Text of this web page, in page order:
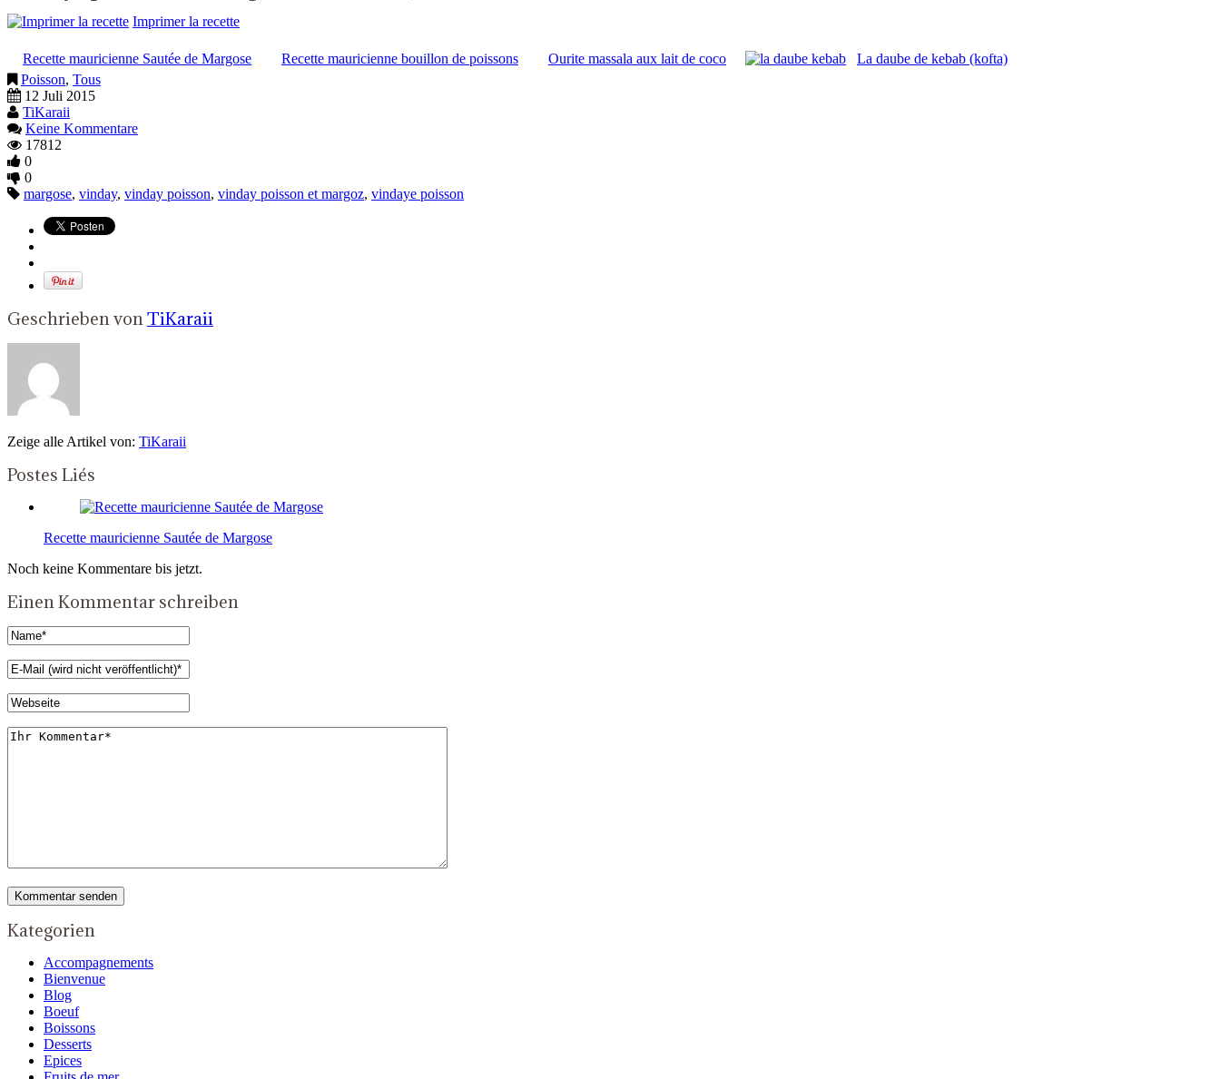
Imprimer la recette
Recette mauricienne Sautée de Margose Recette mauricienne bouillon de poissons Ourite massala aux lait de coco
La daube de kebab (kofta)
Poisson, Tous
12 Juli 2015
TiKaraii
Keine Kommentare
17812
0
0
margose, vinday, vinday poisson, vinday poisson et margoz, vindaye poisson
Geschrieben vonTiKaraii
Zeige alle Artikel von: TiKaraii
Postes Liés
Recette mauricienne Sautée de Margose
Noch keine Kommentare bis jetzt.
Einen Kommentar schreiben
Kategorien
Accompagnements
Bienvenue
Blog
Boeuf
Boissons
Desserts
Epices